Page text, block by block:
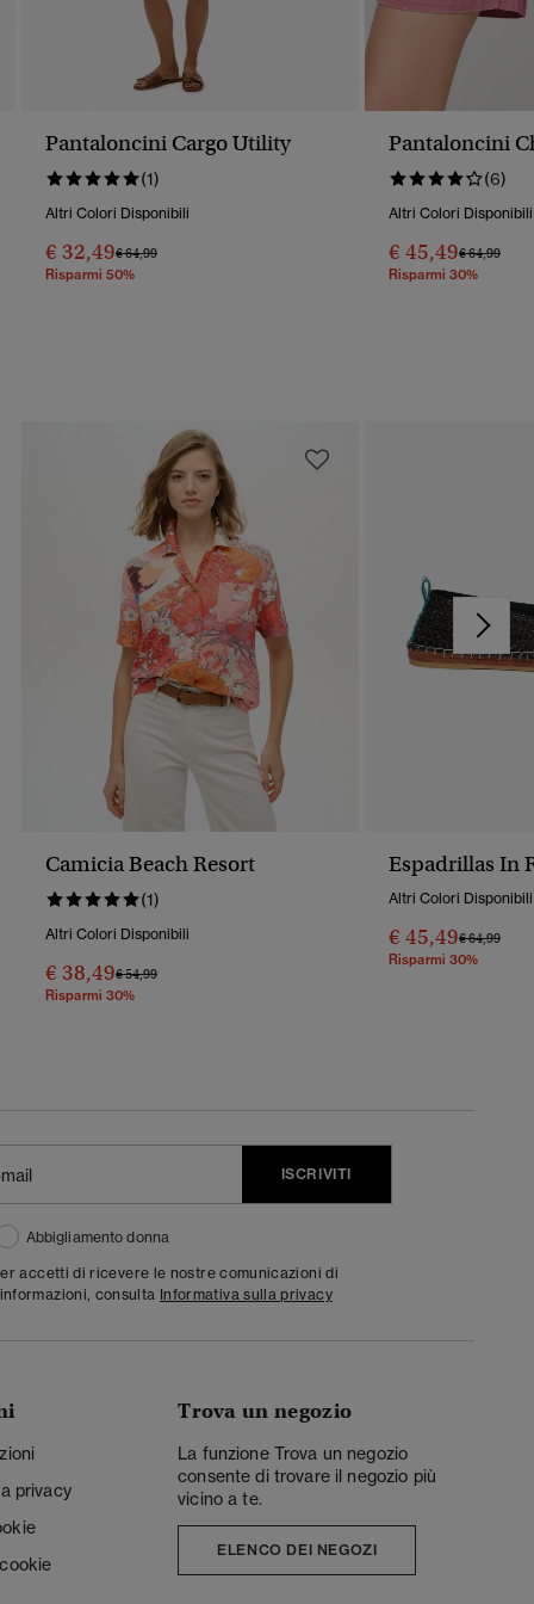
Pantaloncini Cargo Utility
(1)
Altri Colori Disponibili
€ 32,49Prezzo Ridotto Da
€ 64,99A
Risparmi 50%
Pantaloncini
(6)
Altri Colori Disponibili
€ 45,49Prezzo
€ 64,99A
Risparmi 30%
Camicia Beach Resort
(1)
Altri Colori Disponibili
€ 38,49Prezzo Ridotto Da
€ 54,99A
Risparmi 30%
Espadrillas In
Altri Colori Disponibili
€ 45,49Prezzo
€ 64,99A
Risparmi 30%
ISCRIVITI
Abbigliamento donna
accetti di ricevere le nostre comunicazioni di
consulta Informativa sulla privacy
privacy
Trova un negozio
La funzione Trova un negozio
consente di trovare il negozio più
vicino a te.
ELENCO DEI NEGOZI